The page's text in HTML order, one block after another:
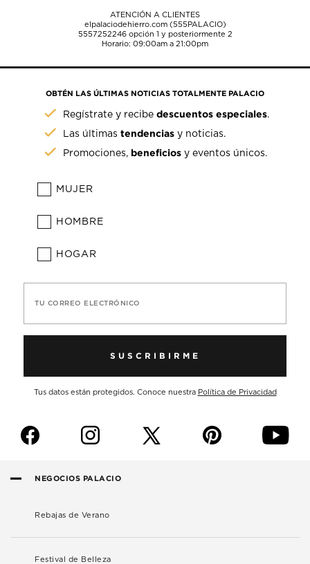
ATENCIÓN A CLIENTES
elpalaciodehierro.com (555PALACIO)
5557252246opción 1 y posteriormente 2
Horario: 09:00am a 21:00pm
OBTÉN LAS ÚLTIMAS NOTICIAS TOTALMENTE PALACIO
Regístrate y recibedescuentos especiales.
Las últimastendencias y noticias.
Promociones, beneficios y eventos únicos.
MUJER
HOMBRE
HOGAR
TU CORREO ELECTRÓNICO
SUSCRIBIRME
Tus datos están protegidos. Conoce nuestra Política de Privacidad
f i p y
NEGOCIOS PALACIO
Rebajas de Verano
Festival de Belleza